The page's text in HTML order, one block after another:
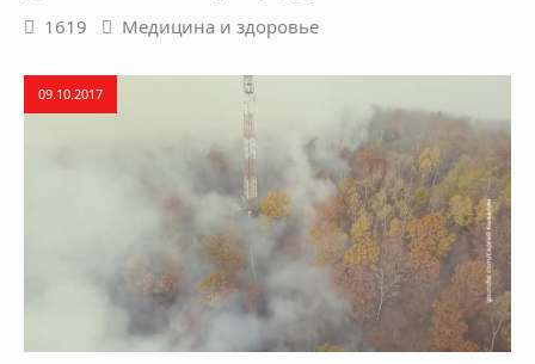
1619 Медицина и здоровье
09.10.2017